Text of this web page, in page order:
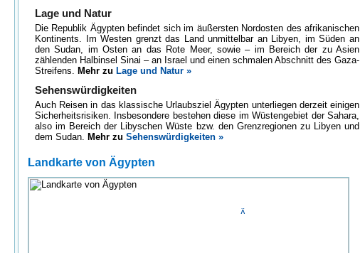
Lage und Natur
Die Republik Ägypten befindet sich im äußersten Nordosten des afrikanischen
Kontinents. Im Westen grenzt das Land unmittelbar an Libyen, im Süden an
den Sudan, im Osten an das Rote Meer, sowie – im Bereich der zu Asien
zählenden Halbinsel Sinai – an Israel und einen schmalen Abschnitt des Gaza-
Streifens. Mehr zu Lage und Natur »
Sehenswürdigkeiten
Auch Reisen in das klassische Urlaubsziel Ägypten unterliegen derzeit einigen
Sicherheitsrisiken. Insbesondere bestehen diese im Wüstengebiet der Sahara,
also im Bereich der Libyschen Wüste bzw. den Grenzregionen zu Libyen und
dem Sudan. Mehr zu Sehenswürdigkeiten »
Landkarte von Ägypten